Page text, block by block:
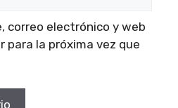
correo electrónico y web
para la próxima vez que